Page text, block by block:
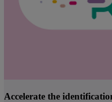
Accelerate the